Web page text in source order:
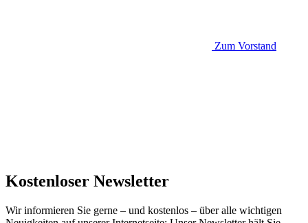
Zum Vorstand
Kostenloser Newsletter
Wir informieren Sie gerne – und kostenlos – über alle wichtigen